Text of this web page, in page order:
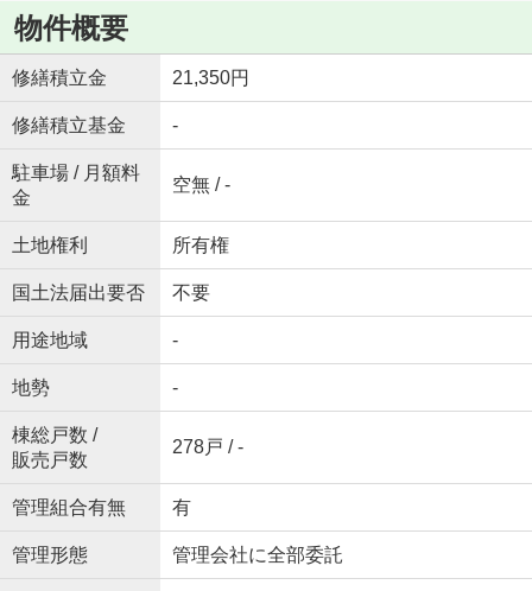
物件概要
修繕積立金 21,350円
修繕積立基金 -
駐車場 / 月額料
金
空無 / -
土地権利 所有権
国土法届出要否 不要
用途地域 -
地勢 -
棟総戸数 /
販売戸数
278戸 / -
管理組合有無 有
管理形態 管理会社に全部委託